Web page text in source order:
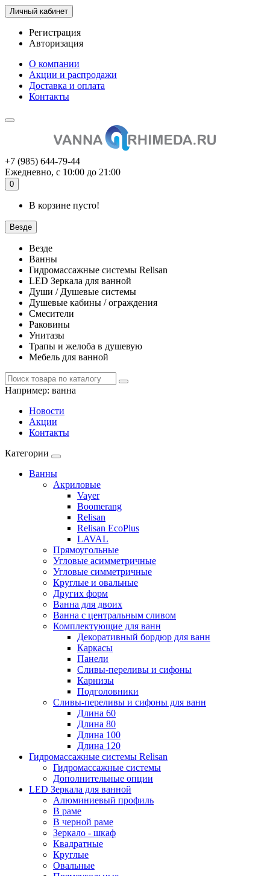
Личный кабинет
Регистрация
Авторизация
О компании
Акции и распродажи
Доставка и оплата
Контакты
+7 (985) 644-79-44
Ежедневно, с 10:00 до 21:00
0
В корзине пусто!
Везде
Везде
Ванны
Гидромассажные системы Relisan
LED Зеркала для ванной
Души / Душевые системы
Душевые кабины / ограждения
Смесители
Раковины
Унитазы
Трапы и желоба в душевую
Мебель для ванной
Например: ванна
Новости
Акции
Контакты
Категории
Ванны
Акриловые
Vayer
Boomerang
Relisan
Relisan EcoPlus
LAVAL
Прямоугольные
Угловые асимметричные
Угловые симметричные
Круглые и овальные
Других форм
Ванна для двоих
Ванна с центральным сливом
Комплектующие для ванн
Декоративный бордюр для ванн
Каркасы
Панели
Сливы-переливы и сифоны
Карнизы
Подголовники
Сливы-переливы и сифоны для ванн
Длина 60
Длина 80
Длина 100
Длина 120
Гидромассажные системы Relisan
Гидромассажные системы
Дополнительные опции
LED Зеркала для ванной
Алюминиевый профиль
В раме
В черной раме
Зеркало - шкаф
Квадратные
Круглые
Овальные